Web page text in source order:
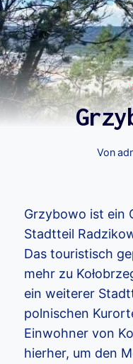
Von
Grzybowo ist ein
Stadtteil
Das touristisch
mehr zu
ein weiterer
polnischen
Einwohner von
hierher, um den